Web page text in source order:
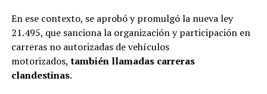
En ese contexto, se aprobó y promulgó la nueva ley
21.495, que sanciona la organización y participación en
carreras no autorizadas de vehículos
motorizados, también llamadas carreras
clandestinas.